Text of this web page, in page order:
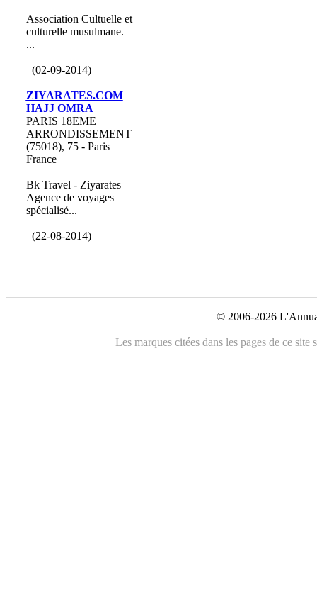
Association Cultuelle et
culturelle musulmane.
...
(02-09-2014)
ZIYARATES.COM
HAJJ OMRA
PARIS 18EME
ARRONDISSEMENT
(75018), 75 - Paris
France
Bk Travel - Ziyarates
Agence de voyages
spécialisé...
(22-08-2014)
© 2006-2026
Les marques citées dans les pages de ce